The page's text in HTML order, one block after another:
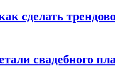
сделать
свадебного